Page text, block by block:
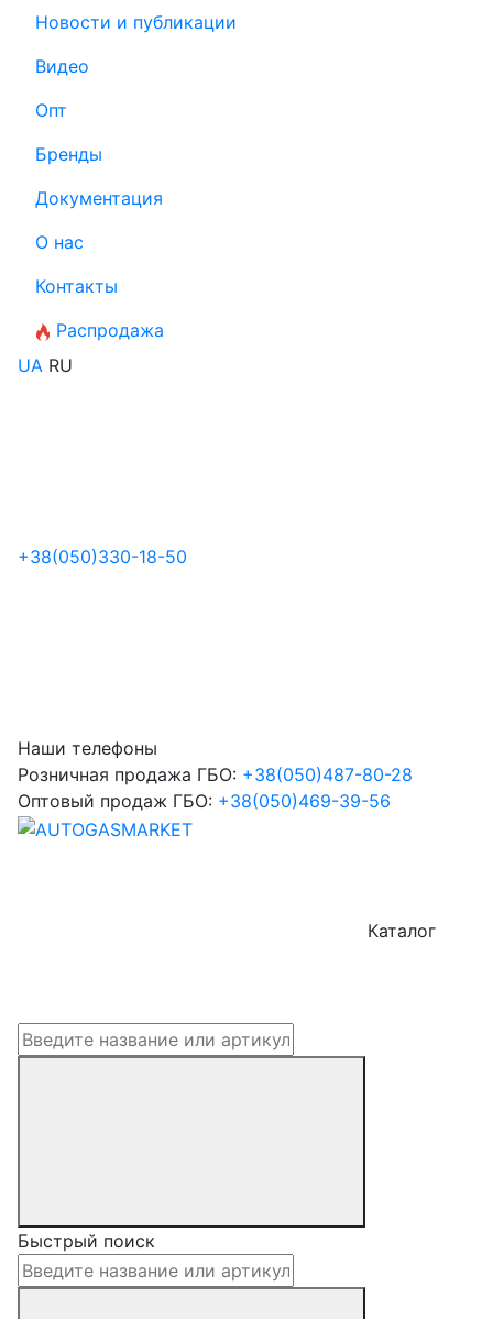
Новости и публикации
Видео
Опт
Бренды
Документация
О нас
Контакты
Распродажа
UA RU
+38(050)330-18-50
Наши телефоны
Розничная продажа ГБО: +38(050)487-80-28
Оптовый продаж ГБО: +38(050)469-39-56
Каталог
Быстрый поиск